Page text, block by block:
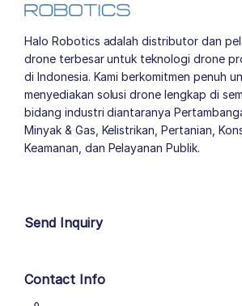
Halo Robotics adalah distributor dan
drone terbesar untuk teknologi drone
di Indonesia. Kami berkomitmen penuh
menyediakan solusi drone lengkap di
bidang industri diantaranya
Minyak & Gas, Kelistrikan, Pertanian,
Keamanan, dan Pelayanan Publik.
Send Inquiry
Contact Info